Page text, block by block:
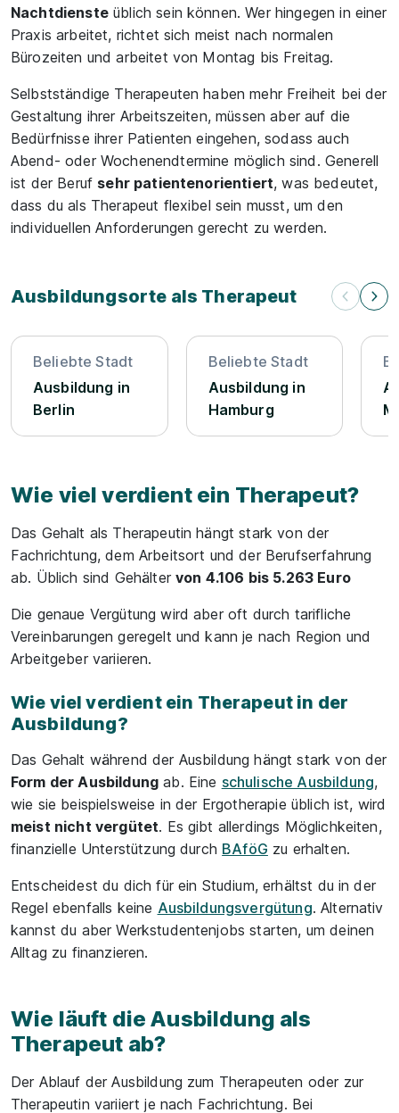
Nachtdiensteüblich sein können. Wer hingegen in einer
Praxis arbeitet, richtet sich meist nach normalen
Bürozeiten und arbeitet von Montag bis Freitag.
Selbstständige Therapeuten haben mehr Freiheit bei der
Gestaltung ihrer Arbeitszeiten, müssen aber auf die
Bedürfnisse ihrer Patienten eingehen, sodass auch
Abend- oder Wochenendtermine möglich sind. Generell
ist der Beruf sehr patientenorientiert, was bedeutet,
dass du als Therapeut flexibel sein musst, um den
individuellen Anforderungen gerecht zu werden.
Ausbildungsorte als Therapeut
Beliebte Stadt
Ausbildung in
Berlin
Beliebte Stadt
Ausbildung in
Hamburg
Wie viel verdient ein Therapeut?
Das Gehalt als Therapeutin hängt stark von der
Fachrichtung, dem Arbeitsort und der Berufserfahrung
ab. Üblich sind Gehältervon 4.106 bis 5.263 Euro
Die genaue Vergütung wird aber oft durch tarifliche
Vereinbarungen geregelt und kann je nach Region und
Arbeitgeber variieren.
Wie viel verdient ein Therapeut in der
Ausbildung?
Das Gehalt während der Ausbildung hängt stark von der
Form der Ausbildung ab. Eine schulische Ausbildung,
wie sie beispielsweise in der Ergotherapie üblich ist, wird
meist nicht vergütet. Es gibt allerdings Möglichkeiten,
finanzielle Unterstützung durch BAföG zu erhalten.
Entscheidest du dich für ein Studium, erhältst du in der
Regel ebenfalls keine Ausbildungsvergütung. Alternativ
kannst du aber Werkstudentenjobs starten, um deinen
Alltag zu finanzieren.
Wie läuft die Ausbildung als
Therapeut ab?
Der Ablauf der Ausbildung zum Therapeuten oder zur
Therapeutin variiert je nach Fachrichtung. Bei